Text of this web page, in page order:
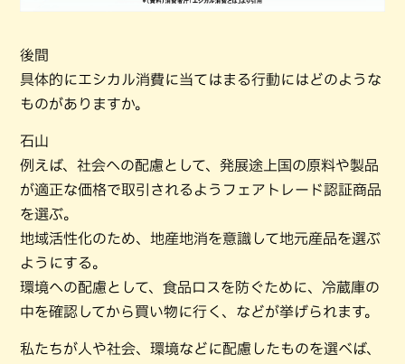
後間
具体的にエシカル消費に当てはまる行動にはどのような
ものがありますか。
石山
例えば、社会への配慮として、発展途上国の原料や製品
が適正な価格で取引されるようフェアトレード認証商品
を選ぶ。
地域活性化のため、地産地消を意識して地元産品を選ぶ
ようにする。
環境への配慮として、食品ロスを防ぐために、冷蔵庫の
中を確認してから買い物に行く、などが挙げられます。
私たちが人や社会、環境などに配慮したものを選べば、